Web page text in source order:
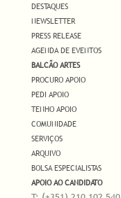
DESTAQUES
NEWSLETTER
PRESS RELEASE
AGENDA DE EVENTOS
BALCÃO ARTES
PROCURO APOIO
PEDI APOIO
TENHO APOIO
COMUNIDADE
SERVIÇOS
ARQUIVO
BOLSA ESPECIALISTAS
APOIO AO CANDIDATO